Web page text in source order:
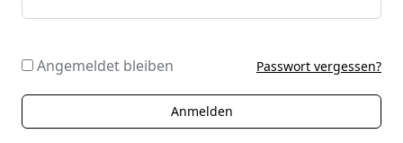
Angemeldet bleiben Passwort vergessen?